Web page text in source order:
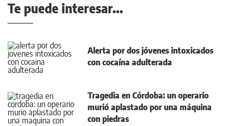
Te puede interesar...
Alerta por dos jóvenes intoxicados
con cocaína adulterada
Tragedia en Córdoba: un operario
murió aplastado por una máquina
con piedras